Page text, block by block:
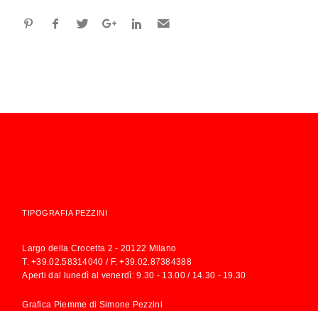
TIPOGRAFIA PEZZINI
Largo della Crocetta 2 - 20122 Milano
T.+39.02.58314040 / F. +39.02.87384388
Aperti dal lunedì al venerdì: 9.30 - 13.00 / 14.30 - 19.30
Grafica Piemme di Simone Pezzini